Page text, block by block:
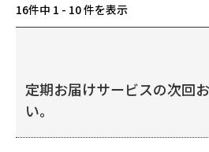
16件中 1 - 10 件を表示
定期お届けサービスの次回
い。